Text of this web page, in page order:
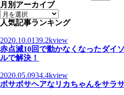
月別アーカイブ
人気記事ランキング
2020.10.0139.2kview
赤点滅10回で動かなくなったダイ
ルで解決！
2020.05.0934.4kview
ボサボサヘアなリカちゃんをサラ